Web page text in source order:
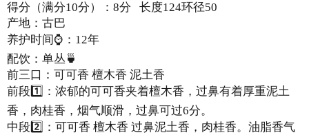
得分（满分10分）：8分
长度124环径50
产地：古巴
养护时间⌚：12年
配饮：单丛🍵
前三口：可可香 檀木香 泥土香
前段1️⃣：浓郁的可可香夹着檀木香，过鼻有着厚重泥土
香，肉桂香，烟气顺滑，过鼻可过6分。
中段2️⃣：可可香 檀木香 过鼻泥土香，肉桂香。油脂香气